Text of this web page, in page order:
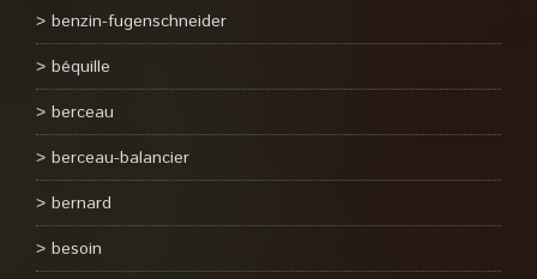
benzin-fugenschneider
béquille
berceau
berceau-balancier
bernard
besoin